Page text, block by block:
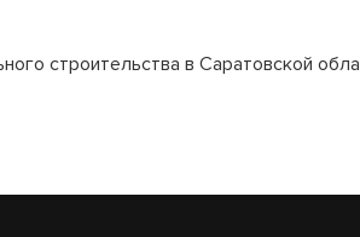
строительства в Саратовской